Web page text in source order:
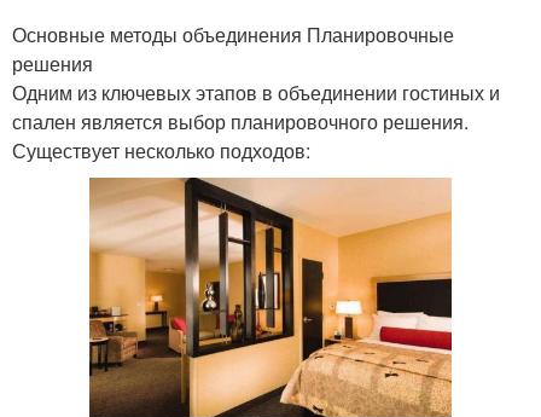
Основные методы объединения Планировочные
решения
Одним из ключевых этапов в объединении гостиных и
спален является выбор планировочного решения.
Существует несколько подходов: